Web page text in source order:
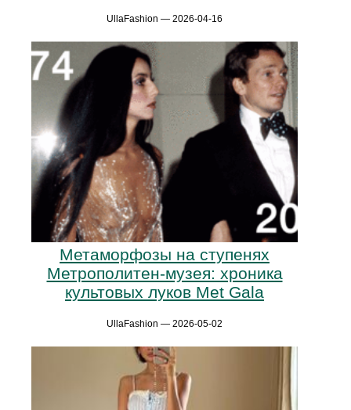
UllaFashion — 2026-04-16
Метаморфозы на ступенях
Метрополитен-музея: хроника
культовых луков Met Gala
UllaFashion — 2026-05-02